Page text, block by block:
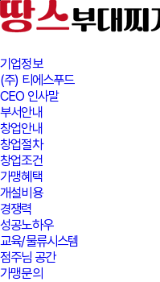
본문바로가기
기업정보
(주) 티에스푸드
CEO 인사말
부서안내
창업안내
창업절차
창업조건
가맹혜택
개설비용
경쟁력
성공노하우
교육/물류시스템
점주님 공간
가맹문의